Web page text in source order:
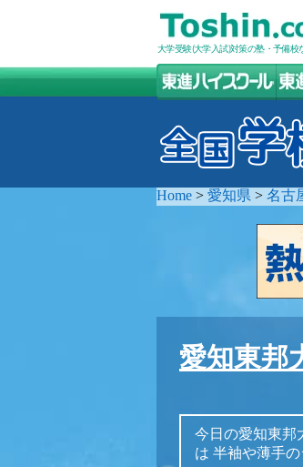
大学受験(大学入試)対策の塾・予備校
Home > 愛知県 > 名古
愛知東邦
今日の愛知東邦
は 半袖や薄手